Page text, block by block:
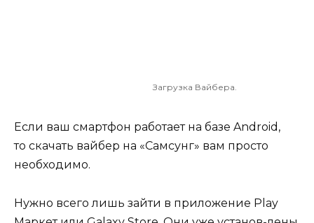
Загрузка Вайбера.
Если ваш смартфон работает на базе Android,
то скачать вайбер на «Самсунг» вам просто
необходимо.
Нужно всего лишь зайти в приложение Play